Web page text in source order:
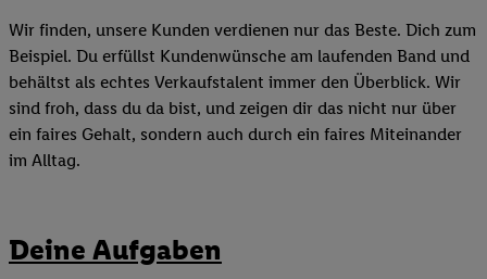
Wir finden, unsere Kunden verdienen nur das Beste. Dich zum
Beispiel. Du erfüllst Kundenwünsche am laufenden Band und
behältst als echtes Verkaufstalent immer den Überblick. Wir
sind froh, dass du da bist, und zeigen dir das nicht nur über
ein faires Gehalt, sondern auch durch ein faires Miteinander
im Alltag.
Deine Aufgaben